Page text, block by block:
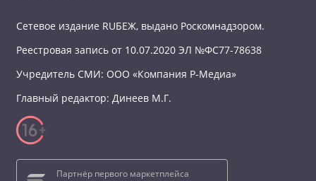
Сетевое издание RUБЕЖ, выдано Роскомнадзором.
Реестровая запись от 10.07.2020 ЭЛ №ФС77-78638
Учредитель СМИ: ООО «Компания Р-Медиа»
Главный редактор: Динеев М.Г.
Партнёр первого маркетплейса